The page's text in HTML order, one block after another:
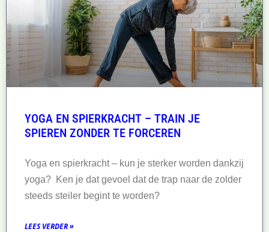
YOGA EN SPIERKRACHT – TRAIN JE
SPIEREN ZONDER TE FORCEREN
Yoga en spierkracht – kun je sterker worden dankzij
yoga? Ken je dat gevoel dat de trap naar de zolder
steeds steiler begint te worden?
LEES VERDER »